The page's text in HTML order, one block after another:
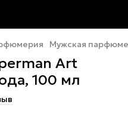
Мужская
Art
100 мл